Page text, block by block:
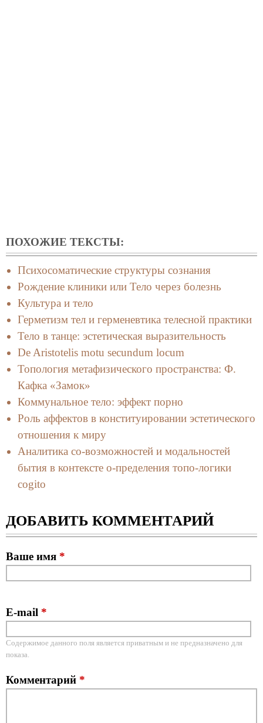
ПОХОЖИЕ ТЕКСТЫ:
Психосоматические структуры сознания
Рождение клиники или Тело через болезнь
Культура и тело
Герметизм тел и герменевтика телесной практики
Тело в танце: эстетическая выразительность
De Aristotelis motu secundum locum
Топология метафизического пространства: Ф.
Кафка «Замок»
Коммунальное тело: эффект порно
Роль аффектов в конституировании эстетического
отношения к миру
Аналитика со-возможностей и модальностей
бытия в контексте о-пределения топо-логики
cogito
ДОБАВИТЬ КОММЕНТАРИЙ
Ваше имя *
E-mail *
Содержимое данного поля является приватным и не предназначено для
показа.
Комментарий *